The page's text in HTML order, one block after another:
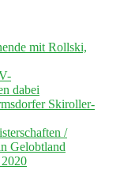
mit Rollski,
dabei
Skiroller-
/
Gelobtland